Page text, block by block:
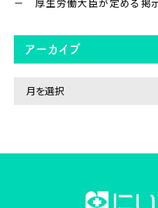
アーカイブ